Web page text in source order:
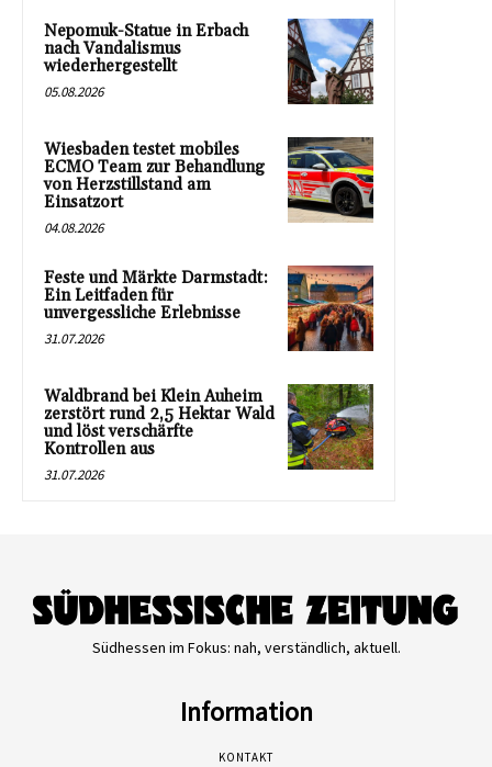
Nepomuk-Statue in Erbach
nach Vandalismus
wiederhergestellt
05.08.2026
Wiesbaden testet mobiles
ECMO Team zur Behandlung
von Herzstillstand am
Einsatzort
04.08.2026
Feste und Märkte Darmstadt:
Ein Leitfaden für
unvergessliche Erlebnisse
31.07.2026
Waldbrand bei Klein Auheim
zerstört rund 2,5 Hektar Wald
und löst verschärfte
Kontrollen aus
31.07.2026
Südhessen im Fokus: nah, verständlich, aktuell.
Information
KONTAKT